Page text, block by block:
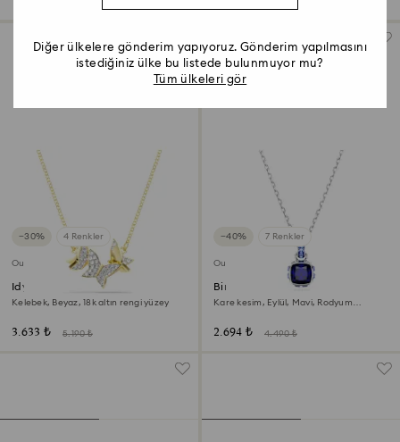
−30% 4 Renkler
Outlet
Idyllia Lilia Kolye
Kelebek, Beyaz, 18k altın rengi yüzey
3.633 ₺ 5.190 ₺
−40% 7 Renkler
Outlet
Birthstone Kolye
Kare kesim, Eylül, Mavi, Rodyum
2.694 ₺ 4.490 ₺
Diğer ülkelere gönderim yapıyoruz. Gönderim yapılmasını
istediğiniz ülke bu listede bulunmuyor mu?
Tüm ülkeleri gör